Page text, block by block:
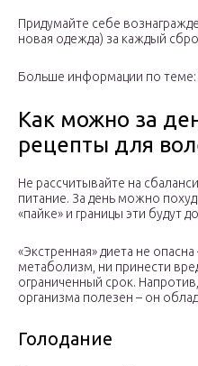
Придумайте себе
новая одежда) за каждый
Больше информации по
Как можно за
рецепты для
Не рассчитывайте на
питание. За день можно
«пайке» и границы эти будут
«Экстренная» диета не
метаболизм, ни принести
ограниченный срок.
организма полезен – он
Голодание